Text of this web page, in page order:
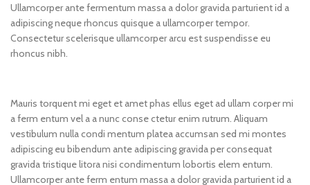
Ullamcorper ante fermentum massa a dolor gravida parturient id a
adipiscing neque rhoncus quisque a ullamcorper tempor.
Consectetur scelerisque ullamcorper arcu est suspendisse eu
rhoncus nibh.
Mauris torquent mi eget et amet phas ellus eget ad ullam corper mi
a ferm entum vel a a nunc conse ctetur enim rutrum. Aliquam
vestibulum nulla condi mentum platea accumsan sed mi montes
adipiscing eu bibendum ante adipiscing gravida per consequat
gravida tristique litora nisi condimentum lobortis elem entum.
Ullamcorper ante ferm entum massa a dolor gravida parturient id a